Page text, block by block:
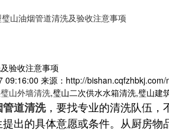
璧山油烟管道清洗及验收注意事项
验收注意事项
09:16:00 来源：http://
璧山外墙清洗,璧山二次供水水箱清洗,璧山建
道清洗，要找专业的清洗队伍，
出的具体意愿或条件。从厨房物